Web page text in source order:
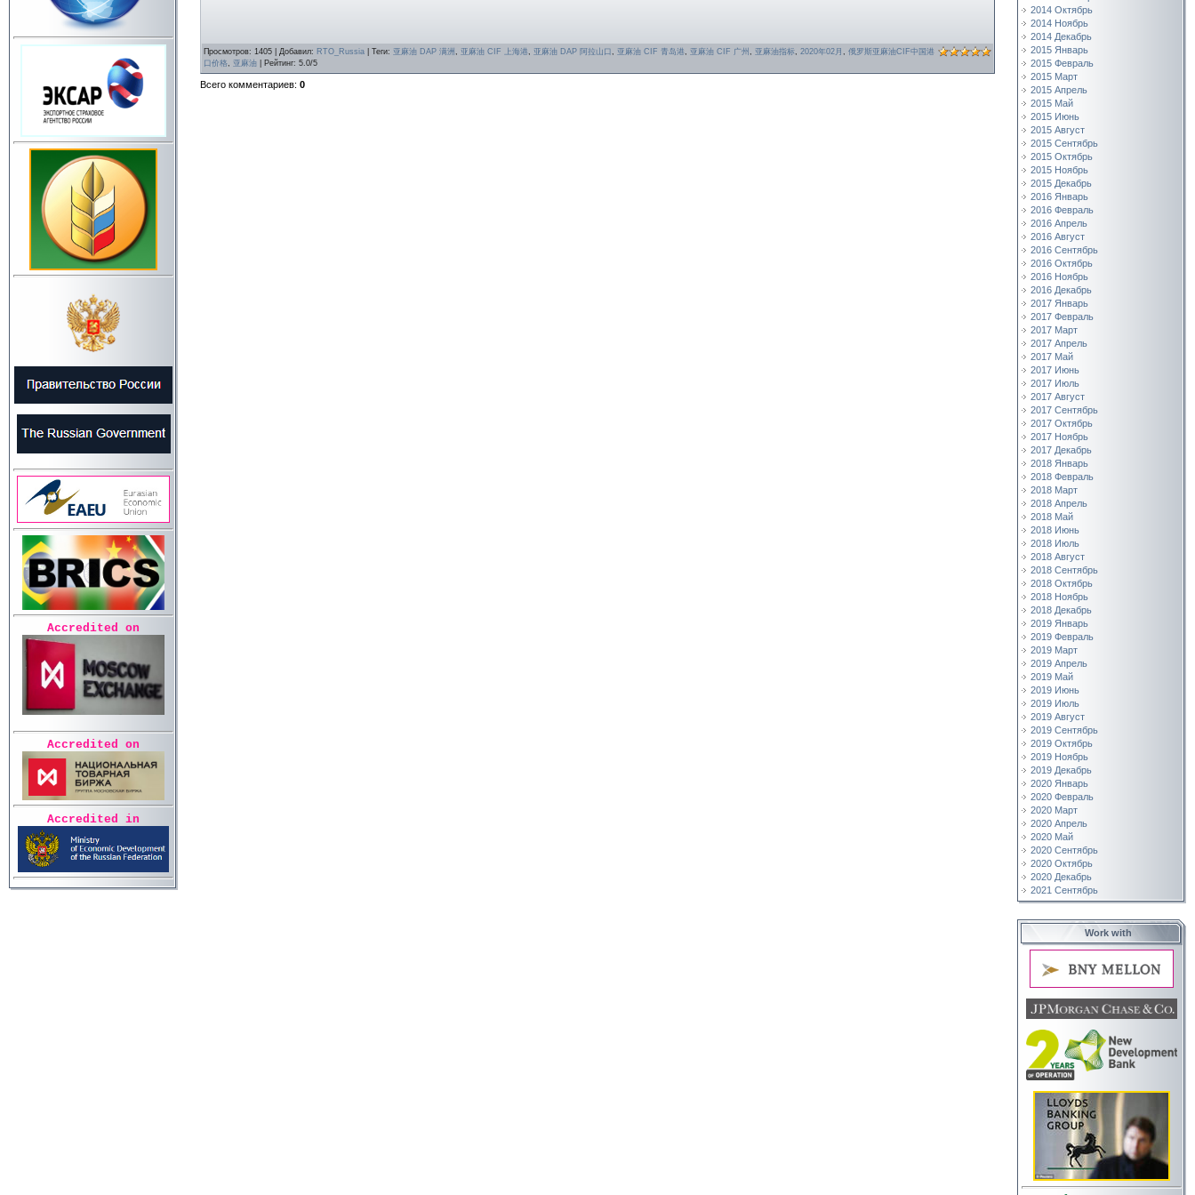
Accredited on
Accredited on
Accredited in
Просмотров: 1405 Добавил: RTO_Russia Теги: 亚麻油 DAP 满洲 亚麻油 CIF 上海港 亚麻油 DAP 阿拉山口 亚麻油 CIF 青岛港 亚麻油 CIF 广州 亚麻油指标 2020年02月
俄罗斯亚麻油CIF中国港
口价格
亚麻油 Рейтинг: 5.0/5
Всего комментариев: 0
2014 Октябрь
2014 Ноябрь
2014 Декабрь
2015 Январь
2015 Февраль
2015 Март
2015 Апрель
2015 Май
2015 Июнь
2015 Август
2015 Сентябрь
2015 Октябрь
2015 Ноябрь
2015 Декабрь
2016 Январь
2016 Февраль
2016 Апрель
2016 Август
2016 Сентябрь
2016 Октябрь
2016 Ноябрь
2016 Декабрь
2017 Январь
2017 Февраль
2017 Март
2017 Апрель
2017 Май
2017 Июнь
2017 Июль
2017 Август
2017 Сентябрь
2017 Октябрь
2017 Ноябрь
2017 Декабрь
2018 Январь
2018 Февраль
2018 Март
2018 Апрель
2018 Май
2018 Июнь
2018 Июль
2018 Август
2018 Сентябрь
2018 Октябрь
2018 Ноябрь
2018 Декабрь
2019 Январь
2019 Февраль
2019 Март
2019 Апрель
2019 Май
2019 Июнь
2019 Июль
2019 Август
2019 Сентябрь
2019 Октябрь
2019 Ноябрь
2019 Декабрь
2020 Январь
2020 Февраль
2020 Март
2020 Апрель
2020 Май
2020 Сентябрь
2020 Октябрь
2020 Декабрь
2021 Сентябрь
Work with